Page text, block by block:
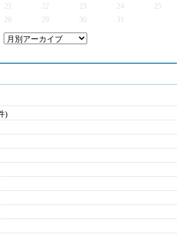
21 22 23 24
25
28 29 30 31
)